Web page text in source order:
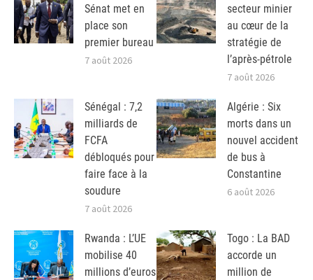
Sénat met en
place son
premier bureau
7 août 2026
secteur minier
au cœur de la
stratégie de
l’après-pétrole
7 août 2026
Sénégal : 7,2
milliards de
FCFA
débloqués pour
faire face à la
soudure
7 août 2026
Algérie : Six
morts dans un
nouvel accident
de bus à
Constantine
6 août 2026
Rwanda : L’UE
mobilise 40
millions d’euros
Togo : La BAD
accorde un
million de